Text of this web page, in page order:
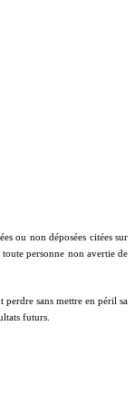
ou non déposées citées sur
personne non avertie de
sans mettre en péril sa
futurs.